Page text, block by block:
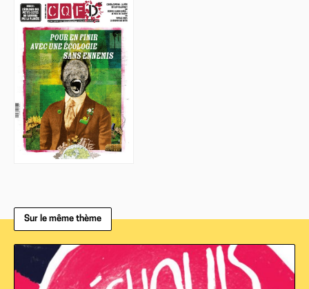
Sur le même thème